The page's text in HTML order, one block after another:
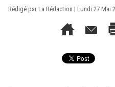
Rédigé par La Rédaction | Lundi 27 Mai